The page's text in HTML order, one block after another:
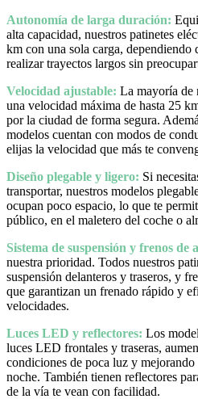
Autonomía de larga duración:
alta capacidad, nuestros patinetes
km con una sola carga, dependiendo
realizar trayectos largos sin
Velocidad ajustable: La mayoría de
una velocidad máxima de hasta 25
por la ciudad de forma segura.
modelos cuentan con modos de
elijas la velocidad que más te
Diseño plegable y ligero: Si
transportar, nuestros modelos
ocupan poco espacio, lo que te
público, en el maletero del coche o
Sistema de suspensión y frenos de
nuestra prioridad. Todos nuestros
suspensión delanteros y traseros, y
que garantizan un frenado rápido y
velocidades.
Luces LED y reflectores: Los
luces LED frontales y traseras,
condiciones de poca luz y
noche. También tienen reflectores
de la vía te vean con facilidad.